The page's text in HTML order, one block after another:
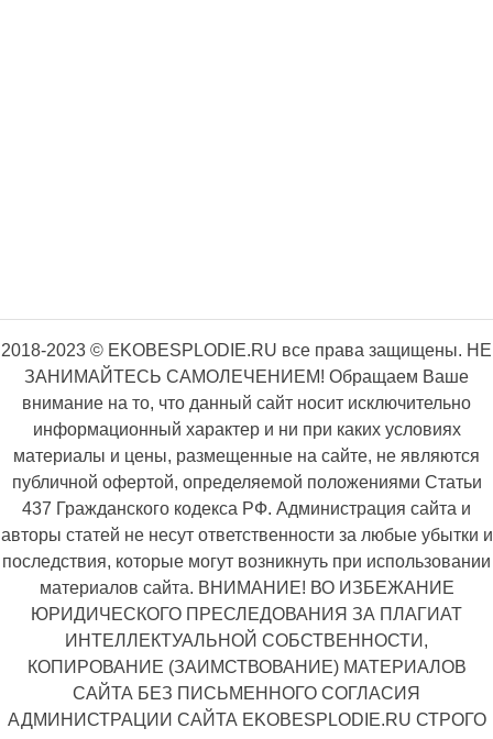
2018-2023 © EKOBESPLODIE.RU все права защищены. НЕ
ЗАНИМАЙТЕСЬ САМОЛЕЧЕНИЕМ! Обращаем Ваше
внимание на то, что данный сайт носит исключительно
информационный характер и ни при каких условиях
материалы и цены, размещенные на сайте, не являются
публичной офертой, определяемой положениями Статьи
437 Гражданского кодекса РФ. Администрация сайта и
авторы статей не несут ответственности за любые убытки и
последствия, которые могут возникнуть при использовании
материалов сайта. ВНИМАНИЕ! ВО ИЗБЕЖАНИЕ
ЮРИДИЧЕСКОГО ПРЕСЛЕДОВАНИЯ ЗА ПЛАГИАТ
ИНТЕЛЛЕКТУАЛЬНОЙ СОБСТВЕННОСТИ,
КОПИРОВАНИЕ (ЗАИМСТВОВАНИЕ) МАТЕРИАЛОВ
САЙТА БЕЗ ПИСЬМЕННОГО СОГЛАСИЯ
АДМИНИСТРАЦИИ САЙТА EKOBESPLODIE.RU СТРОГО